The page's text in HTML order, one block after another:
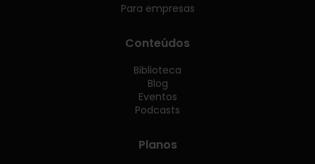
Para empresas
Conteúdos
Biblioteca
Blog
Eventos
Podcasts
Planos